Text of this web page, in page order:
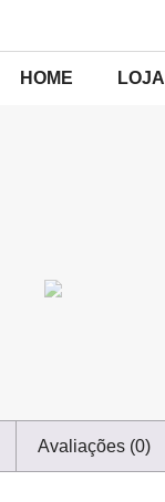
HOME LOJA
Avaliações (0)